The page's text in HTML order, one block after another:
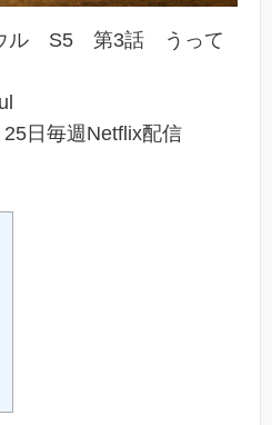
ウル S5 第3話 うって
日毎週Netflix配信